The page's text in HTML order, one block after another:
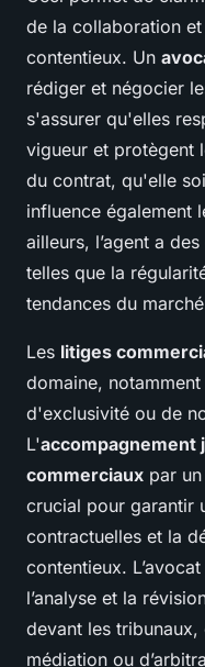
de la collaboration et
contentieux. Un
rédiger et négocier
s'assurer qu'elles
vigueur et protègent
du contrat, qu'elle
influence également
ailleurs, l’agent a des
telles que la
tendances du
Les litiges
domaine,
d'exclusivité ou de
L'accompagnement
commerciaux par
crucial pour garantir
contractuelles et la
contentieux.
l’analyse et la
devant les
médiation ou